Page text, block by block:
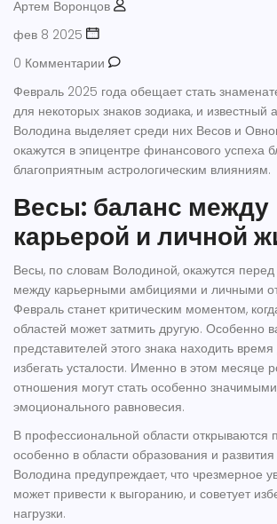
Артем Воронцов
фев 8 2025
0 Комментарии
Февраль 2025 года обещает стать
для некоторых знаков зодиака, и известный
Володина выделяет среди них Весов и
окажутся в эпицентре финансового успеха
благоприятным астрологическим влияниям.
Весы: баланс между
карьерой и личной
Весы, по словам Володиной, окажутся
между карьерными амбициями и личными
Февраль станет критическим моментом,
областей может затмить другую. Особенно
представителей этого знака находить
избегать усталости. Именно в этом месяце
отношения могут стать особенно
эмоционального равновесия.
В профессиональной области открываются
особенно в области образования и
Володина предупреждает, что чрезмерное
может привести к выгоранию, и советует
нагрузки.